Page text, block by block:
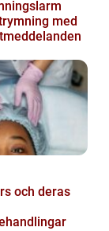
med
och deras